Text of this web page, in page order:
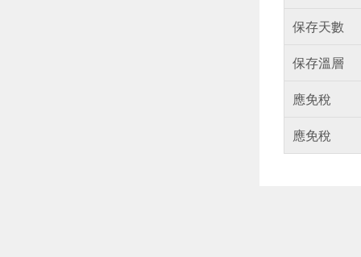
保存天數
保存溫層
應免稅
應免稅